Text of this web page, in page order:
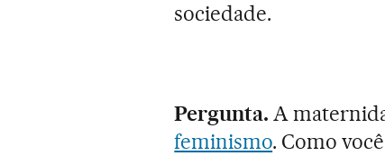
sociedade.
Pergunta. A
feminismo. Como